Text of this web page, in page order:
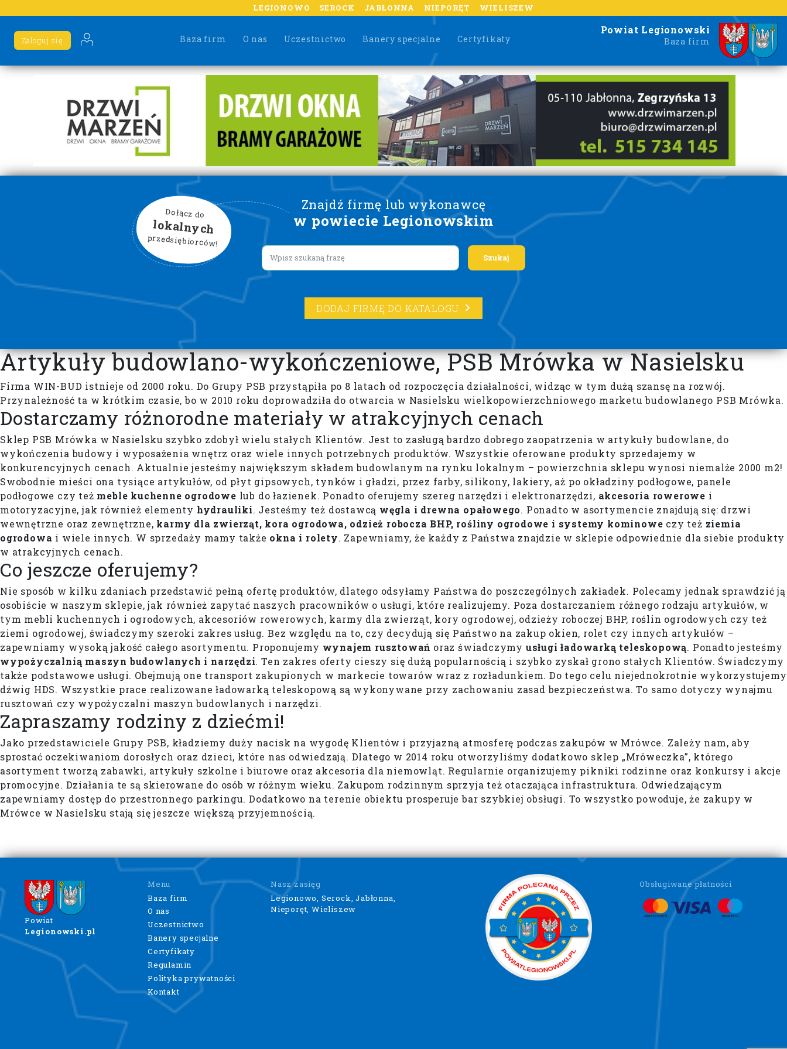
LEGIONOWO SEROCK JABŁONNA NIEPORĘT WIELISZEW
Baza firm O nas Uczestnictwo Banery specjalne Certyfikaty
Zaloguj się
Powiat Legionowski
Baza firm
Znajdź firmę lub wykonawcę
w powiecie Legionowskim
Dołącz do
lokalnych
przedsiębiorców!
Lorem ipsum
DODAJ FIRMĘ DO KATALOGU
Artykuły budowlano-wykończeniowe, PSB Mrówka w Nasielsku
Firma WIN-BUD istnieje od 2000 roku. Do Grupy PSB przystąpiła po 8 latach od rozpoczęcia działalności, widząc w tym dużą szansę na rozwój.
Przynależność ta w krótkim czasie, bo w 2010 roku doprowadziła do otwarcia w Nasielsku wielkopowierzchniowego marketu budowlanego PSB Mrówka.
Dostarczamy różnorodne materiały w atrakcyjnych cenach
Sklep PSB Mrówka w Nasielsku szybko zdobył wielu stałych Klientów. Jest to zasługą bardzo dobrego zaopatrzenia w artykuły budowlane, do
wykończenia budowy i wyposażenia wnętrz oraz wiele innych potrzebnych produktów. Wszystkie oferowane produkty sprzedajemy w
konkurencyjnych cenach. Aktualnie jesteśmy największym składem budowlanym na rynku lokalnym – powierzchnia sklepu wynosi niemalże 2000 m2!
Swobodnie mieści ona tysiące artykułów, od płyt gipsowych, tynków i gładzi, przez farby, silikony, lakiery, aż po okładziny podłogowe, panele
podłogowe czy też meble kuchenne ogrodowe lub do łazienek. Ponadto oferujemy szereg narzędzi i elektronarzędzi, akcesoria rowerowe i
motoryzacyjne, jak również elementy hydrauliki. Jesteśmy też dostawcą węgla i drewna opałowego. Ponadto w asortymencie znajdują się: drzwi
wewnętrzne oraz zewnętrzne, karmy dla zwierząt, kora ogrodowa, odzież robocza BHP, rośliny ogrodowe i systemy kominowe czy też ziemia
ogrodowa i wiele innych. W sprzedaży mamy także okna i rolety. Zapewniamy, że każdy z Państwa znajdzie w sklepie odpowiednie dla siebie produkty
w atrakcyjnych cenach.
Co jeszcze oferujemy?
Nie sposób w kilku zdaniach przedstawić pełną ofertę produktów, dlatego odsyłamy Państwa do poszczególnych zakładek. Polecamy jednak sprawdzić ją
osobiście w naszym sklepie, jak również zapytać naszych pracowników o usługi, które realizujemy. Poza dostarczaniem różnego rodzaju artykułów, w
tym mebli kuchennych i ogrodowych, akcesoriów rowerowych, karmy dla zwierząt, kory ogrodowej, odzieży roboczej BHP, roślin ogrodowych czy też
ziemi ogrodowej, świadczymy szeroki zakres usług. Bez względu na to, czy decydują się Państwo na zakup okien, rolet czy innych artykułów –
zapewniamy wysoką jakość całego asortymentu. Proponujemy wynajem rusztowań oraz świadczymy usługi ładowarką teleskopową. Ponadto jesteśmy
wypożyczalnią maszyn budowlanych i narzędzi. Ten zakres oferty cieszy się dużą popularnością i szybko zyskał grono stałych Klientów. Świadczymy
także podstawowe usługi. Obejmują one transport zakupionych w markecie towarów wraz z rozładunkiem. Do tego celu niejednokrotnie wykorzystujemy
dźwig HDS. Wszystkie prace realizowane ładowarką teleskopową są wykonywane przy zachowaniu zasad bezpieczeństwa. To samo dotyczy wynajmu
rusztowań czy wypożyczalni maszyn budowlanych i narzędzi.
Zapraszamy rodziny z dziećmi!
Jako przedstawiciele Grupy PSB, kładziemy duży nacisk na wygodę Klientów i przyjazną atmosferę podczas zakupów w Mrówce. Zależy nam, aby
sprostać oczekiwaniom dorosłych oraz dzieci, które nas odwiedzają. Dlatego w 2014 roku otworzyliśmy dodatkowo sklep „Mróweczka”, którego
asortyment tworzą zabawki, artykuły szkolne i biurowe oraz akcesoria dla niemowląt. Regularnie organizujemy pikniki rodzinne oraz konkursy i akcje
promocyjne. Działania te są skierowane do osób w różnym wieku. Zakupom rodzinnym sprzyja też otaczająca infrastruktura. Odwiedzającym
zapewniamy dostęp do przestronnego parkingu. Dodatkowo na terenie obiektu prosperuje bar szybkiej obsługi. To wszystko powoduje, że zakupy w
Mrówce w Nasielsku stają się jeszcze większą przyjemnością.
Powiat
Legionowski.pl
Menu
Baza firm
O nas
Uczestnictwo
Banery specjalne
Certyfikaty
Regulamin
Polityka prywatności
Kontakt
Nasz zasięg
Legionowo, Serock, Jabłonna,
Nieporęt, Wieliszew
Obsługiwane płatności